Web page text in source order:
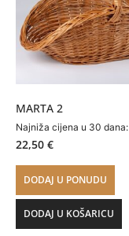
MARTA 2
Najniža cijena u 30 dana:
22,50 €
DODAJ U PONUDU
DODAJ U KOŠARICU